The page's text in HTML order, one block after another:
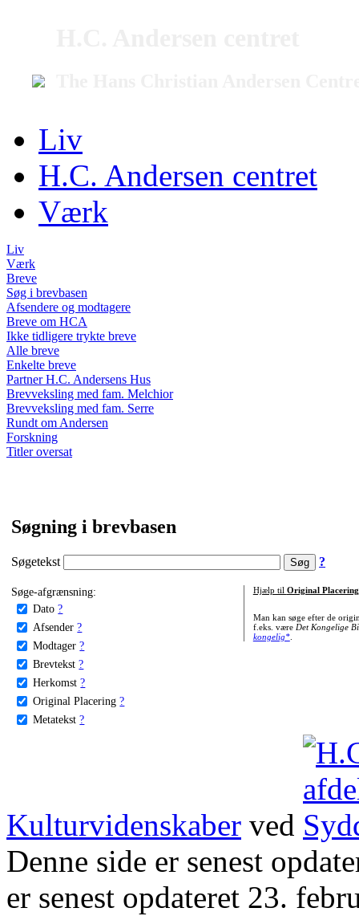
Liv
H.C. Andersen centret
Værk
Liv
Værk
Breve
Søg i brevbasen
Afsendere og modtagere
Breve om HCA
Ikke tidligere trykte breve
Alle breve
Enkelte breve
Partner H.C. Andersens Hus
Brevveksling med fam. Melchior
Brevveksling med fam. Serre
Rundt om Andersen
Forskning
Titler oversat
Søgning i brevbasen
Søgetekst ?
Søge-afgrænsning:
Dato ?
Afsender ?
Modtager ?
Brevtekst ?
Herkomst ?
Original Placering ?
Metatekst ?
Hjælp til Original Placering
Man kan søge efter de
f.eks. være Det Kongelige
kongelig*.
Kulturvidenskaber ved
Denne side er senest
er senest opdateret 23.